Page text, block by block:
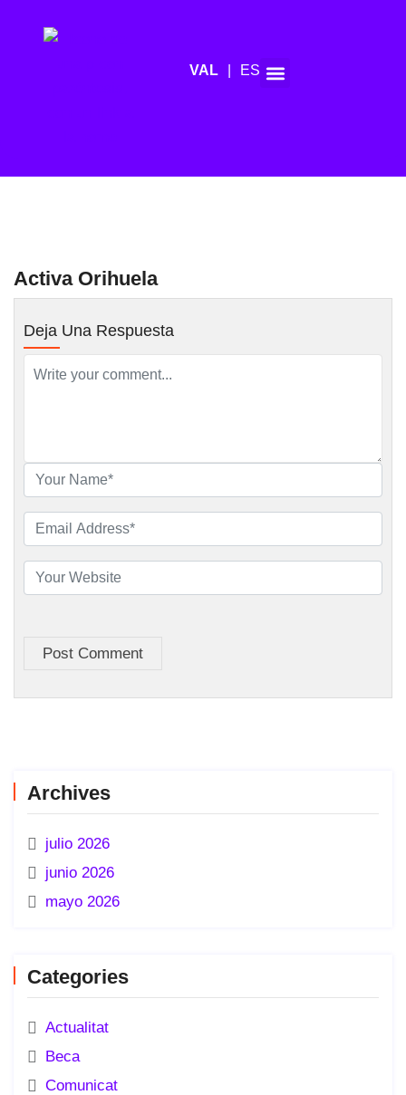
ES
Activa Orihuela
Deja Una Respuesta
Post Comment
Archives
julio 2026
junio 2026
mayo 2026
Categories
Actualitat
Beca
Comunicat